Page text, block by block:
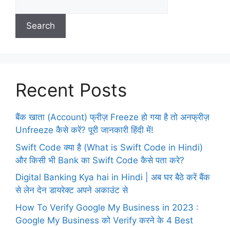
Search
Recent Posts
बैंक खाता (Account) फ्रीज़ Freeze हो गया है तो अनफ्रीज़
Unfreeze कैसे करें? पूरी जानकारी हिंदी में!
Swift Code क्या है (What is Swift Code in Hindi)
और किसी भी Bank का Swift Code कैसे पता करे?
Digital Banking Kya hai in Hindi | अब घर बैठे करें बैंक
से लेन देन डायरेक्ट अपने अकाउंट से
How To Verify Google My Business in 2023 :
Google My Business को Verify करने के 4 Best